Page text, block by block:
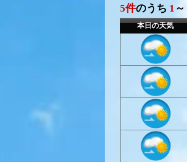
5件のうち 1 ～
本日の天気